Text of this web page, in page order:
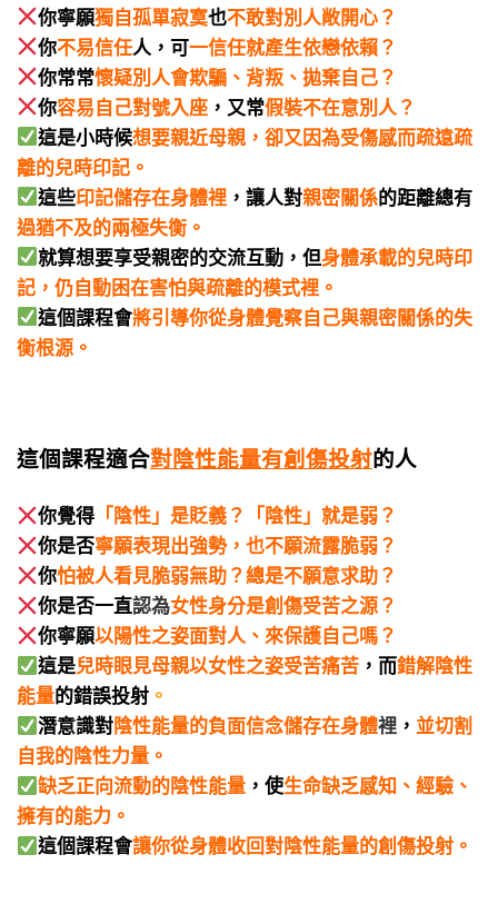
你寧願獨自孤單寂寞也不敢對別人敞開心？
你不易信任人，可一信任就產生依戀依賴？
你常常懷疑別人會欺騙、背叛、拋棄自己？
你容易自己對號入座 ，又常假裝不在意別人？
這是小時候想要親近母親，卻又因為受傷感而疏遠疏
離的兒時印記。
這些印記儲存在身體裡 ，讓人對親密關係的距離總有
過猶不及的兩極失衡。
就算想要享受親密的交流互動，但身體承載的兒時印
記，仍自動困在害怕與疏離的模式裡。
這個課程會將引導你從身體覺察自己與親密關係的失
衡根源。
這個課程適合對陰性能量有創傷投射的人
你覺得 「陰性」是貶義？「陰性」就是弱？
你是否寧願表現出強勢，也不願流露脆弱？
你怕被人看見脆弱無助？總是不願意求助？
你是否一直認為女性身分是創傷受苦之源？
你寧願以陽性之姿面對人、來保護自己嗎？
這是兒時眼見母親以女性之姿受苦痛苦 ，而錯解陰性
能量的錯誤投射 。
潛意識對陰性能量的負面信念儲存在身體裡 ， 並切割
自我的陰性力量。
缺乏正向流動的陰性能量 ，使生命缺乏感知、經驗、
擁有的能力。
這個課程會讓你從身體收回對陰性能量的創傷投射。